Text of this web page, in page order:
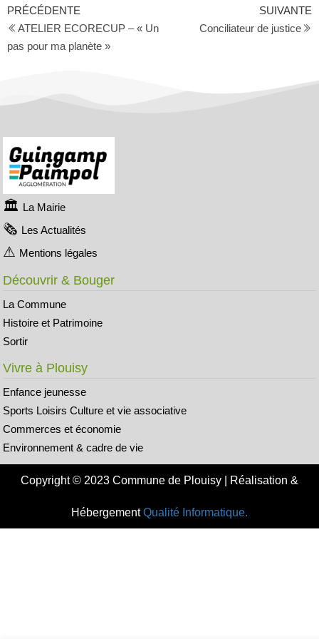
PRÉCÉDENTE
ATELIER ECORECUP – « Un
pas pour ma planète »
SUIVANTE
Conciliateur de justice
La Mairie
Les Actualités
Mentions légales
Découvrir & Bouger
La Commune
Histoire et Patrimoine
Sortir
Vivre à Plouisy
Enfance jeunesse
Sports Loisirs Culture et vie associative
Commerces et économie
Environnement & cadre de vie
Copyright © 2023 Commune de Plouisy | Réalisation &
HébergementQualité Informatique.